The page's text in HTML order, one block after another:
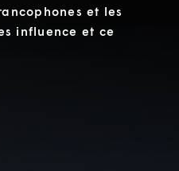
et les
influence et ce